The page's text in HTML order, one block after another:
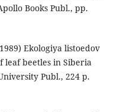
Books Publ., pp.
Ekologiya listoedov
leaf beetles in Siberia
Publ., 224 p.